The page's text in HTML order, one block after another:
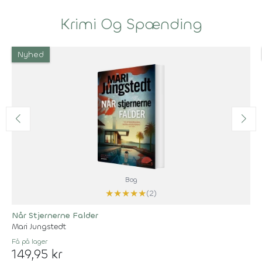
Krimi Og Spænding
Nyhed
Bog
★★★★★(2)
Når Stjernerne Falder
Mari Jungstedt
Få på lager
149,95 kr